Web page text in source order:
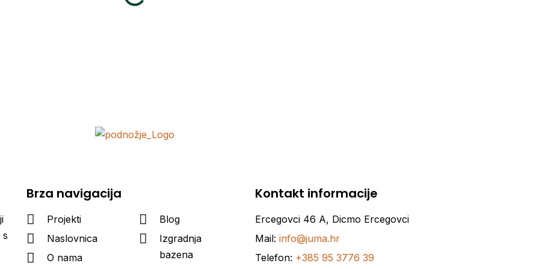
s
Brza navigacija
Projekti
Naslovnica
O nama
Blog
Izgradnja
bazena
Kontakt informacije
Ercegovci 46 A, Dicmo Ercegovci
Mail: info@juma.hr
Telefon: +385 95 3776 39